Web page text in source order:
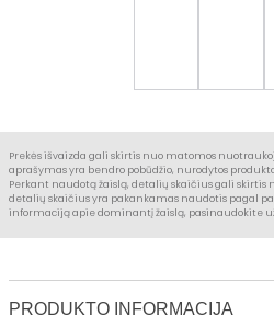
Prekės išvaizda gali skirtis nuo matomos
aprašymas yra bendro pobūdžio, nurodytos
Perkant naudotą žaislą, detalių skaičius gali skirtis
detalių skaičius yra pakankamas naudotis pagal
informaciją apie dominantį žaislą, pasinaudokite
PRODUKTO INFORMACIJA